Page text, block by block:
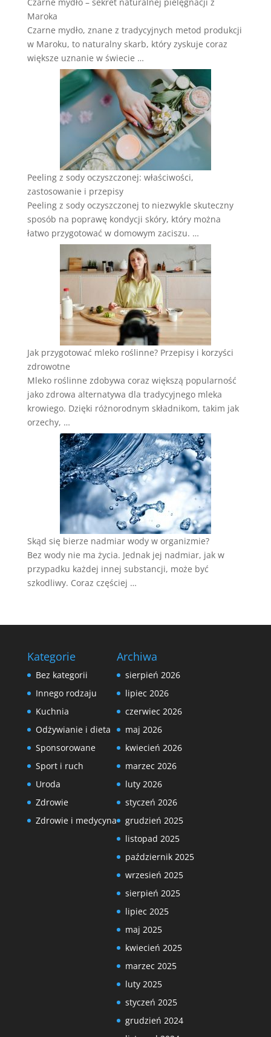
Maroka
Czarne mydło, znane z tradycyjnych metod produkcji
w Maroku, to naturalny skarb, który zyskuje coraz
większe uznanie w świecie …
Peeling z sody oczyszczonej: właściwości,
zastosowanie i przepisy
Peeling z sody oczyszczonej to niezwykle skuteczny
sposób na poprawę kondycji skóry, który można
łatwo przygotować w domowym zaciszu. …
Jak przygotować mleko roślinne? Przepisy i korzyści
zdrowotne
Mleko roślinne zdobywa coraz większą popularność
jako zdrowa alternatywa dla tradycyjnego mleka
krowiego. Dzięki różnorodnym składnikom, takim jak
orzechy, …
Skąd się bierze nadmiar wody w organizmie?
Bez wody nie ma życia. Jednak jej nadmiar, jak w
przypadku każdej innej substancji, może być
szkodliwy. Coraz częściej …
Kategorie
Bez kategorii
Innego rodzaju
Kuchnia
Odżywianie i dieta
Sponsorowane
Sport i ruch
Uroda
Zdrowie
Zdrowie i medycyna
Archiwa
sierpień 2026
lipiec 2026
czerwiec 2026
maj 2026
kwiecień 2026
marzec 2026
luty 2026
styczeń 2026
grudzień 2025
listopad 2025
październik 2025
wrzesień 2025
sierpień 2025
lipiec 2025
maj 2025
kwiecień 2025
marzec 2025
luty 2025
styczeń 2025
grudzień 2024